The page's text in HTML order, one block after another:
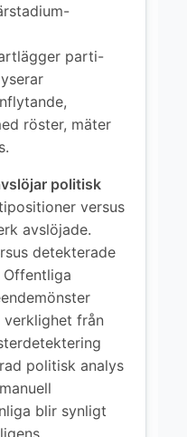
parti-
röster, mäter
politisk
versus
avslöjade.
detekterade
verklighet från
politisk analys
blir synligt